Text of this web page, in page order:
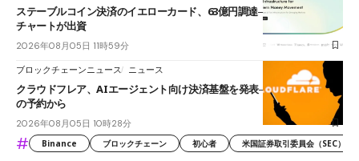
ステーブルコイン決済のイエローカード、63億円調達──ソニーやスタン
チャートが出資
2026年08月05日 11時59分
ブロックチェーンニュース ニュース
クラウドフレア、AIエージェント向け決済基盤を発表──まずハンドル名
の予約から
2026年08月05日 10時28分
# Binance ブロックチェーン 初心者 米国証券取引委員会（SEC）